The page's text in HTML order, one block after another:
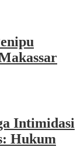
Intimidasi
Hukum